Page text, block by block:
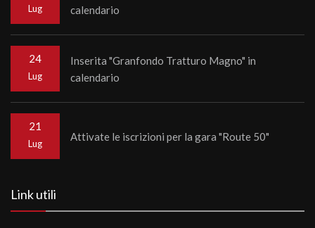
Lug
calendario
24
Lug
Inserita "Granfondo Tratturo Magno" in
calendario
21
Lug
Attivate le iscrizioni per la gara "Route 50"
Link utili